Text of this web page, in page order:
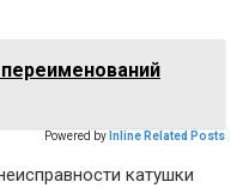
Powered by Inline Related Posts
катушки